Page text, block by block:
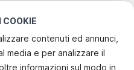
COOKIE
contenuti ed annunci,
media e per analizzare il
informazioni sul modo in
in Midt-